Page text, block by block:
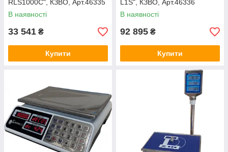
RLS1000C", КЗВО, Арт.46335
В наявності
33 541 ₴
Купити
L1S", КЗВО, Арт.46336
В наявності
92 895 ₴
Купити